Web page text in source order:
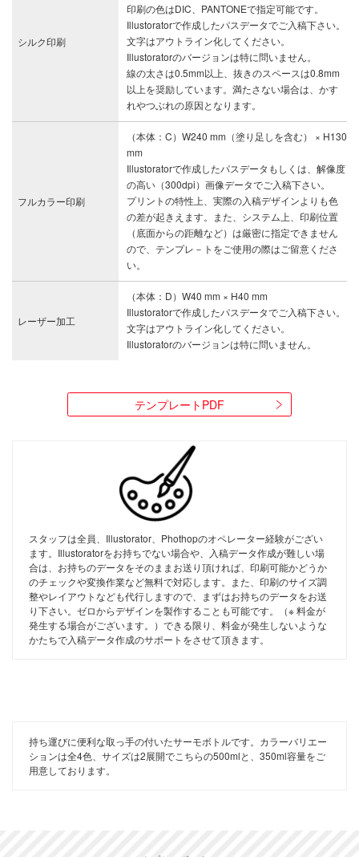
シルク印刷
印刷の色はDIC、PANTONEで指定可能です。
Illustoratorで作成したパスデータでご入稿下さい。
文字はアウトライン化してください。
Illustoratorのバージョンは特に問いません。
線の太さは0.5mm以上、抜きのスペースは0.8mm
以上を奨励しています。満たさない場合は、かす
れやつぶれの原因となります。
フルカラー印刷
（本体：C）W240 mm（塗り足しを含む） × H130
mm
Illustoratorで作成したパスデータもしくは、解像度
の高い（300dpi）画像データでご入稿下さい。
プリントの特性上、実際の入稿デザインよりも色
の差が起きえます。また、システム上、印刷位置
（底面からの距離など）は厳密に指定できません
ので、テンプレ－トをご使用の際はご留意くださ
い。
レーザー加工
（本体：D）W40 mm × H40 mm
Illustoratorで作成したパスデータでご入稿下さい。
文字はアウトライン化してください。
Illustoratorのバージョンは特に問いません。
テンプレートPDF
スタッフは全員、Illustorator、Phothopのオペレーター経験がござい
ます。Illustoratorをお持ちでない場合や、入稿データ作成が難しい場
合は、お持ちのデータをそのままお送り頂ければ、印刷可能かどうか
のチェックや変換作業など無料で対応します。また、印刷のサイズ調
整やレイアウトなども代行しますので、まずはお持ちのデータをお送
り下さい。ゼロからデザインを製作することも可能です。（※ 料金が
発生する場合がございます。）できる限り、料金が発生しないような
かたちで入稿データ作成のサポートをさせて頂きます。
持ち運びに便利な取っ手の付いたサーモボトルです。カラーバリエー
ションは全4色、サイズは2展開でこちらの500mlと、350ml容量をご
用意しております。